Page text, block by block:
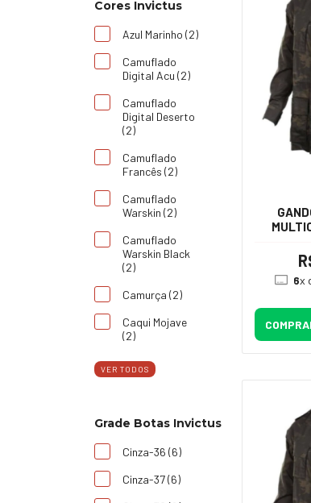
Cores Invictus
Azul Marinho (2)
Camuflado
Digital Acu (2)
Camuflado
Digital Deserto
(2)
Camuflado
Francês (2)
Camuflado
Warskin (2)
Camuflado
Warskin Black
(2)
Camurça (2)
Caqui Mojave
(2)
VER TODOS
Grade Botas Invictus
Cinza-36 (6)
Cinza-37 (6)
6x